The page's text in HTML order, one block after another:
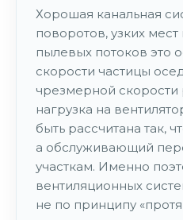
Хорошая канальная
поворотов, узких
пылевых потоков это
скорости частицы
чрезмерной скорости
нагрузка на
быть рассчитана так,
а обслуживающий
участкам. Именно
вентиляционных
не по принципу